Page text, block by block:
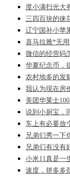
度小满扫光大
三四百块的徕
辽宁国补小苹
喜马拉雅*无
微信的经营码
华夏纪念币，
农村地多的发
我认为现在房
美团华莱士
说到小厨宝，
车上有必要放
兄弟们秀一下
兄弟们有没有
小米11真是一
速度，拼多多